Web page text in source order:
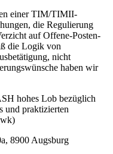
einer TIM/TIMII-
die Regulierung
auf Offene-Posten-
die Logik von
nicht
haben wir
hohes Lob bezüglich
und praktizierten
8900 Augsburg